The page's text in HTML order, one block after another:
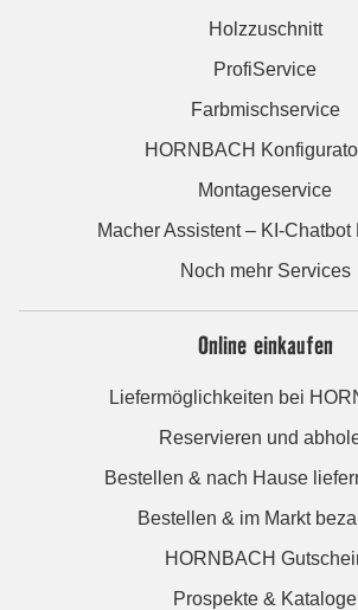
Holzzuschnitt
ProfiService
Farbmischservice
HORNBACH
Montageservice
Macher Assistent – KI-Chatbot
Noch mehr Services
Online einkaufen
Liefermöglichkeiten bei
Reservieren und
Bestellen & nach Hause
Bestellen & im Markt
HORNBACH
Prospekte & Kataloge